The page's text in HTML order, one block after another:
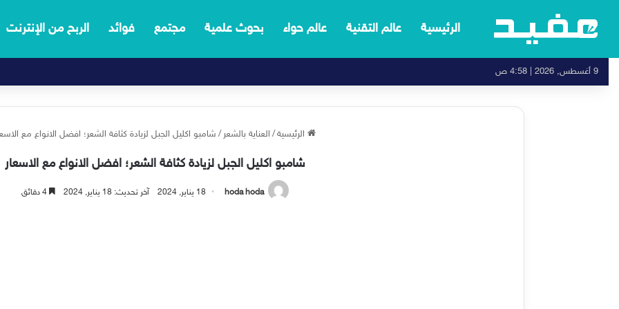
الرئيسية عالم التقنية عالم حواء بحوث علمية مجتمع فوائد الربح من الإنترنت
9 أغسطس, 2026 | 4:58 ص
الرئيسية/ العناية بالشعر / شامبو اكليل الجبل لزيادة كثافة الشعر؛ افضل الانواع مع
شامبو اكليل الجبل لزيادة كثافة الشعر؛ افضل الانواع مع الاسعار
hoda hoda 18 يناير, 2024 آخر تحديث: 18 يناير, 2024 4 دقائق